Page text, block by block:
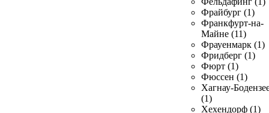
Фрайбург (1)
Франкфурт-на-
Майне (11)
Фрауенмарк (1)
Фридберг (1)
Фюрт (1)
Фюссен (1)
Хагнау-
(1)
Хехендорф (1)